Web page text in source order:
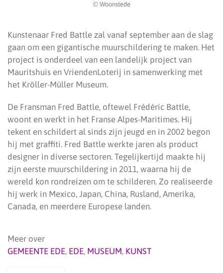
© Woonstede
Kunstenaar Fred Battle zal vanaf september aan de slag
gaan om een gigantische muurschildering te maken. Het
project is onderdeel van een landelijk project van
Mauritshuis en VriendenLoterij in samenwerking met
het Kröller-Müller Museum.
De Fransman Fred Battle, oftewel Frédéric Battle,
woont en werkt in het Franse Alpes-Maritimes. Hij
tekent en schildert al sinds zijn jeugd en in 2002 begon
hij met graffiti. Fred Battle werkte jaren als product
designer in diverse sectoren. Tegelijkertijd maakte hij
zijn eerste muurschildering in 2011, waarna hij de
wereld kon rondreizen om te schilderen. Zo realiseerde
hij werk in Mexico, Japan, China, Rusland, Amerika,
Canada, en meerdere Europese landen.
Meer over
GEMEENTE EDE, EDE, MUSEUM, KUNST